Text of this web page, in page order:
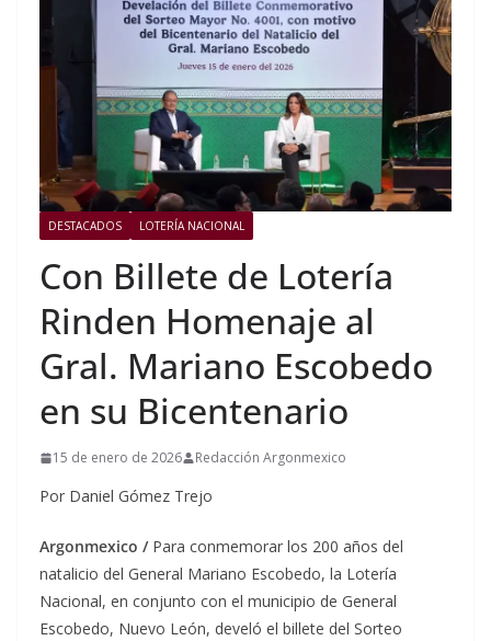
DESTACADOS LOTERÍA NACIONAL
Con Billete de Lotería
Rinden Homenaje al
Gral. Mariano Escobedo
en su Bicentenario
15 de enero de 2026 Redacción Argonmexico
Por Daniel Gómez Trejo
Argonmexico /Para conmemorar los 200 años del
natalicio del General Mariano Escobedo, la Lotería
Nacional, en conjunto con el municipio de General
Escobedo, Nuevo León, develó el billete del Sorteo